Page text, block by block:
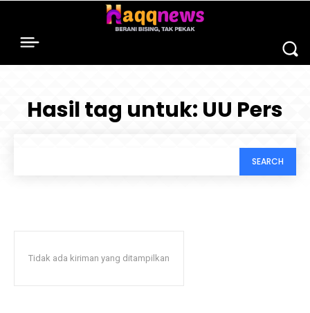
Hasil tag untuk: UU Pers
SEARCH
Tidak ada kiriman yang ditampilkan